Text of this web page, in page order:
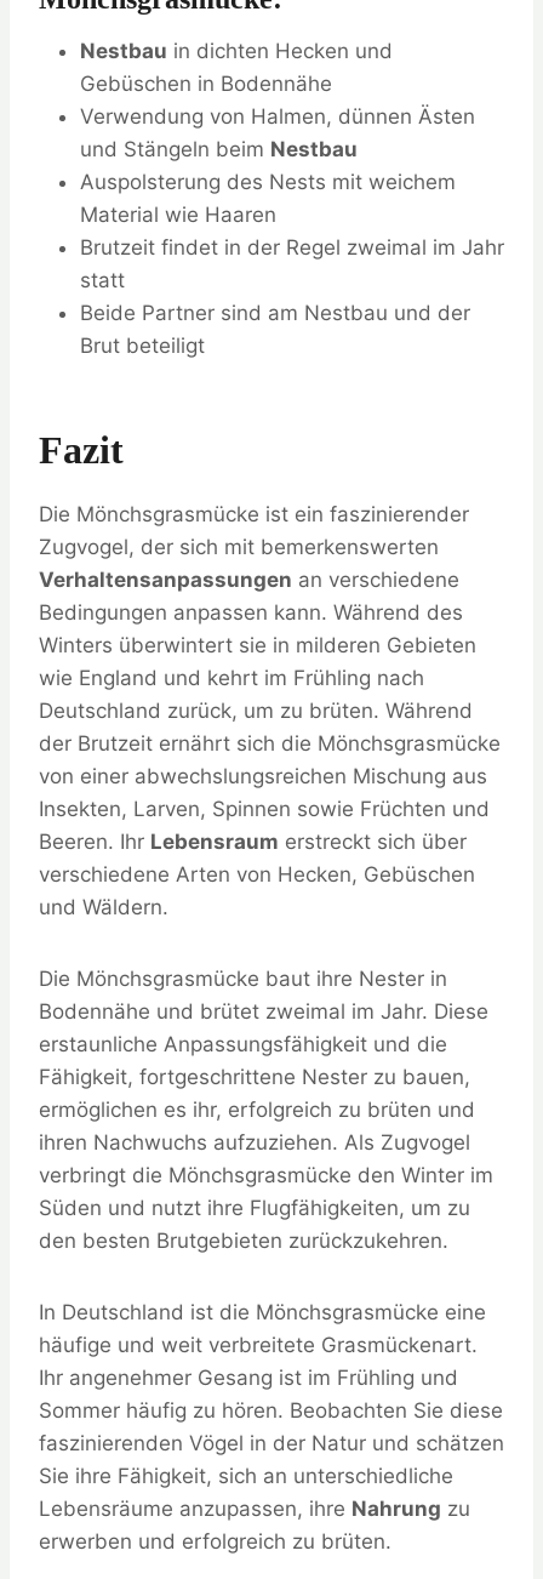
Nestbau in dichten Hecken und
Gebüschen in Bodennähe
Verwendung von Halmen, dünnen Ästen
und Stängeln beim Nestbau
Auspolsterung des Nests mit weichem
Material wie Haaren
Brutzeit findet in der Regel zweimal im Jahr
statt
Beide Partner sind am Nestbau und der
Brut beteiligt
Fazit
Die Mönchsgrasmücke ist ein faszinierender
Zugvogel, der sich mit bemerkenswerten
Verhaltensanpassungen an verschiedene
Bedingungen anpassen kann. Während des
Winters überwintert sie in milderen Gebieten
wie England und kehrt im Frühling nach
Deutschland zurück, um zu brüten. Während
der Brutzeit ernährt sich die Mönchsgrasmücke
von einer abwechslungsreichen Mischung aus
Insekten, Larven, Spinnen sowie Früchten und
Beeren. Ihr Lebensraum erstreckt sich über
verschiedene Arten von Hecken, Gebüschen
und Wäldern.
Die Mönchsgrasmücke baut ihre Nester in
Bodennähe und brütet zweimal im Jahr. Diese
erstaunliche Anpassungsfähigkeit und die
Fähigkeit, fortgeschrittene Nester zu bauen,
ermöglichen es ihr, erfolgreich zu brüten und
ihren Nachwuchs aufzuziehen. Als Zugvogel
verbringt die Mönchsgrasmücke den Winter im
Süden und nutzt ihre Flugfähigkeiten, um zu
den besten Brutgebieten zurückzukehren.
In Deutschland ist die Mönchsgrasmücke eine
häufige und weit verbreitete Grasmückenart.
Ihr angenehmer Gesang ist im Frühling und
Sommer häufig zu hören. Beobachten Sie diese
faszinierenden Vögel in der Natur und schätzen
Sie ihre Fähigkeit, sich an unterschiedliche
Lebensräume anzupassen, ihre Nahrung zu
erwerben und erfolgreich zu brüten.